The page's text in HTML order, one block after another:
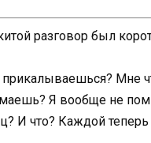
разговор был
Мне
Я вообще не
И что? Каждой теперь